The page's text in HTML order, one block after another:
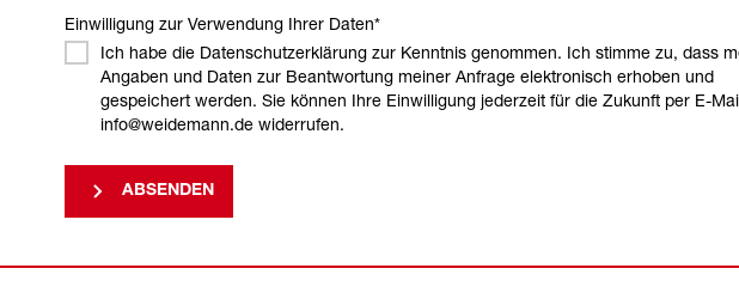
Einwilligung zur Verwendung Ihrer Daten*
Ich habe die Datenschutzerklärung zur Kenntnis genommen. Ich stimme zu, dass
Angaben und Daten zur Beantwortung meiner Anfrage elektronisch erhoben und
gespeichert werden. Sie können Ihre Einwilligung jederzeit für die Zukunft per E-
info@weidemann.de widerrufen.
ABSENDEN